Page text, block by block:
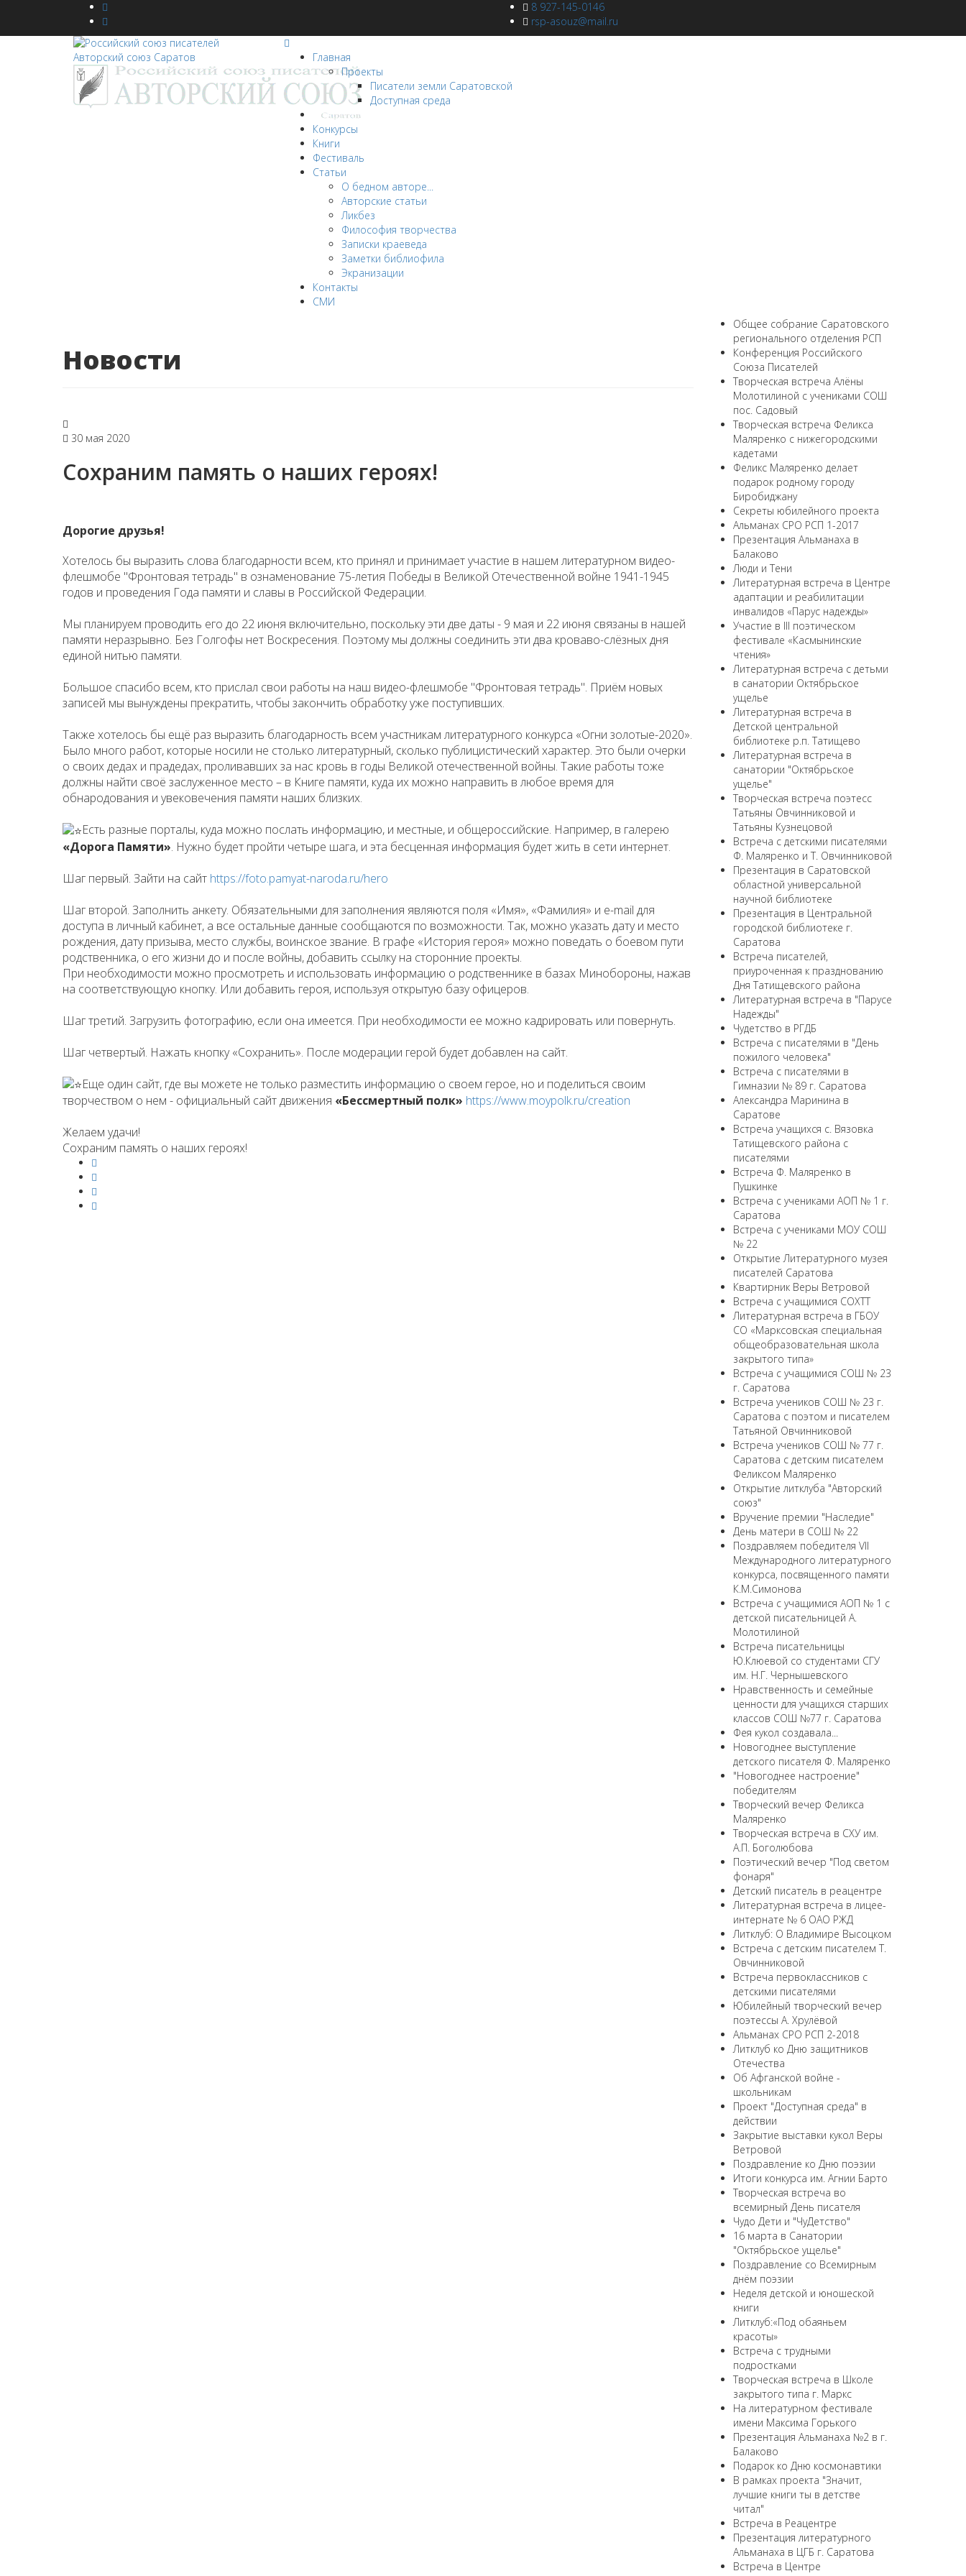
8 927-145-0146
rsp-asouz@mail.ru
Главная
Проекты
Писатели земли Саратовской
Доступная среда
Новости
Конкурсы
Книги
Фестиваль
Статьи
О бедном авторе...
Авторские статьи
Ликбез
Философия творчества
Записки краеведа
Заметки библиофила
Экранизации
Контакты
СМИ
Новости
30 мая 2020
Сохраним память о наших героях!
Дорогие друзья!
Хотелось бы выразить слова благодарности всем, кто принял и принимает участие в нашем литературном видео-
флешмобе "Фронтовая тетрадь" в ознаменование 75-летия Победы в Великой Отечественной войне 1941-1945
годов и проведения Года памяти и славы в Российской Федерации.
Мы планируем проводить его до 22 июня включительно, поскольку эти две даты - 9 мая и 22 июня связаны в нашей
памяти неразрывно. Без Голгофы нет Воскресения. Поэтому мы должны соединить эти два кроваво-слёзных дня
единой нитью памяти.
Большое спасибо всем, кто прислал свои работы на наш видео-флешмобе "Фронтовая тетрадь". Приём новых
записей мы вынуждены прекратить, чтобы закончить обработку уже поступивших.
Также хотелось бы ещё раз выразить благодарность всем участникам литературного конкурса «Огни золотые-2020».
Было много работ, которые носили не столько литературный, сколько публицистический характер. Это были очерки
о своих дедах и прадедах, проливавших за нас кровь в годы Великой отечественной войны. Такие работы тоже
должны найти своё заслуженное место – в Книге памяти, куда их можно направить в любое время для
обнародования и увековечения памяти наших близких.
Есть разные порталы, куда можно послать информацию, и местные, и общероссийские. Например, в галерею
«Дорога Памяти». Нужно будет пройти четыре шага, и эта бесценная информация будет жить в сети интернет.
Шаг первый. Зайти на сайт https://foto.pamyat-naroda.ru/hero
Шаг второй. Заполнить анкету. Обязательными для заполнения являются поля «Имя», «Фамилия» и e-mail для
доступа в личный кабинет, а все остальные данные сообщаются по возможности. Так, можно указать дату и место
рождения, дату призыва, место службы, воинское звание. В графе «История героя» можно поведать о боевом пути
родственника, о его жизни до и после войны, добавить ссылку на сторонние проекты.
При необходимости можно просмотреть и использовать информацию о родственнике в базах Минобороны, нажав
на соответствующую кнопку. Или добавить героя, используя открытую базу офицеров.
Шаг третий. Загрузить фотографию, если она имеется. При необходимости ее можно кадрировать или повернуть.
Шаг четвертый. Нажать кнопку «Сохранить». После модерации герой будет добавлен на сайт.
Еще один сайт, где вы можете не только разместить информацию о своем герое, но и поделиться своим
творчеством о нем - официальный сайт движения «Бессмертный полк» https://www.moypolk.ru/creation
Желаем удачи!
Сохраним память о наших героях!
Общее собрание Саратовского
регионального отделения РСП
Конференция Российского
Союза Писателей
Творческая встреча Алёны
Молотилиной с учениками СОШ
пос. Садовый
Творческая встреча Феликса
Маляренко с нижегородскими
кадетами
Феликс Маляренко делает
подарок родному городу
Биробиджану
Секреты юбилейного проекта
Альманах СРО РСП 1-2017
Презентация Альманаха в
Балаково
Люди и Тени
Литературная встреча в Центре
адаптации и реабилитации
инвалидов «Парус надежды»
Участие в III поэтическом
фестивале «Касмынинские
чтения»
Литературная встреча с детьми
в санатории Октябрьское
ущелье
Литературная встреча в
Детской центральной
библиотеке р.п. Татищево
Литературная встреча в
санатории "Октябрьское
ущелье"
Творческая встреча поэтесс
Татьяны Овчинниковой и
Татьяны Кузнецовой
Встреча с детскими писателями
Ф. Маляренко и Т. Овчинниковой
Презентация в Саратовской
областной универсальной
научной библиотеке
Презентация в Центральной
городской библиотеке г.
Саратова
Встреча писателей,
приуроченная к празднованию
Дня Татищевского района
Литературная встреча в "Парусе
Надежды"
Чудетство в РГДБ
Встреча с писателями в "День
пожилого человека"
Встреча с писателями в
Гимназии № 89 г. Саратова
Александра Маринина в
Саратове
Встреча учащихся с. Вязовка
Татищевского района с
писателями
Встреча Ф. Маляренко в
Пушкинке
Встреча с учениками АОП № 1 г.
Саратова
Встреча с учениками МОУ СОШ
№ 22
Открытие Литературного музея
писателей Саратова
Квартирник Веры Ветровой
Встреча с учащимися СОХТТ
Литературная встреча в ГБОУ
СО «Марксовская специальная
общеобразовательная школа
закрытого типа»
Встреча с учащимися СОШ № 23
г. Саратова
Встреча учеников СОШ № 23 г.
Саратова с поэтом и писателем
Татьяной Овчинниковой
Встреча учеников СОШ № 77 г.
Саратова с детским писателем
Феликсом Маляренко
Открытие литклуба "Авторский
союз"
Вручение премии "Наследие"
День матери в СОШ № 22
Поздравляем победителя VII
Международного литературного
конкурса, посвященного памяти
К.М.Симонова
Встреча с учащимися АОП № 1 с
детской писательницей А.
Молотилиной
Встреча писательницы
Ю.Клюевой со студентами СГУ
им. Н.Г. Чернышевского
Нравственность и семейные
ценности для учащихся старших
классов СОШ №77 г. Саратова
Фея кукол создавала...
Новогоднее выступление
детского писателя Ф. Маляренко
"Новогоднее настроение"
победителям
Творческий вечер Феликса
Маляренко
Творческая встреча в СХУ им.
А.П. Боголюбова
Поэтический вечер "Под светом
фонаря"
Детский писатель в реацентре
Литературная встреча в лицее-
интернате № 6 ОАО РЖД
Литклуб: О Владимире Высоцком
Встреча с детским писателем Т.
Овчинниковой
Встреча первоклассников с
детскими писателями
Юбилейный творческий вечер
поэтессы А. Хрулёвой
Альманах СРО РСП 2-2018
Литклуб ко Дню защитников
Отечества
Об Афганской войне -
школьникам
Проект "Доступная среда" в
действии
Закрытие выставки кукол Веры
Ветровой
Поздравление ко Дню поэзии
Итоги конкурса им. Агнии Барто
Творческая встреча во
всемирный День писателя
Чудо Дети и "ЧуДетство"
16 марта в Санатории
"Октябрьское ущелье"
Поздравление со Всемирным
днём поэзии
Неделя детской и юношеской
книги
Литклуб:«Под обаяньем
красоты»
Встреча с трудными
подростками
Творческая встреча в Школе
закрытого типа г. Маркс
На литературном фестивале
имени Максима Горького
Презентация Альманаха №2 в г.
Балаково
Подарок ко Дню космонавтики
В рамках проекта "Значит,
лучшие книги ты в детстве
читал"
Встреча в Реацентре
Презентация литературного
Альманаха в ЦГБ г. Саратова
Встреча в Центре